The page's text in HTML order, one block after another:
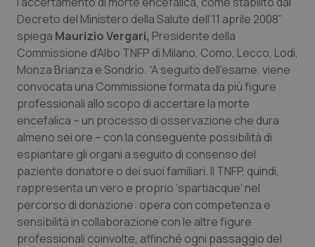
Sicilia
Toscana
Umbria
Valle D’Aosta
Veneto
Neuroscienze & patologie neurodegenerative
Obesità
Oftalmologia
Oncodermatologia
Oncoematologia
Oncologia & Nutrizione
Psoriasi & pelle
Decreto del Ministero della Salute dell’11 aprile 2008”
spiega Maurizio Vergari, Presidente della
Commissione d’Albo TNFP di Milano, Como, Lecco, Lodi,
Monza Brianza e Sondrio. “A seguito dell’esame, viene
convocata una Commissione formata da più figure
professionali allo scopo di accertare la morte
encefalica – un processo di osservazione che dura
almeno sei ore – con la conseguente possibilità di
espiantare gli organi a seguito di consenso del
paziente donatore o dei suoi familiari. Il TNFP, quindi,
rappresenta un vero e proprio ‘spartiacque’ nel
percorso di donazione: opera con competenza e
sensibilità in collaborazione con le altre figure
professionali coinvolte, affinché ogni passaggio del